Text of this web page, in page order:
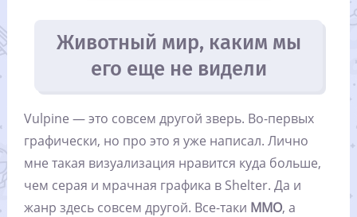
Животный мир, каким мы
его еще не видели
Vulpine — это совсем другой зверь. Во-первых
графически, но про это я уже написал. Лично
мне такая визуализация нравится куда больше,
чем серая и мрачная графика в Shelter. Да и
жанр здесь совсем другой. Все-таки MMO, а